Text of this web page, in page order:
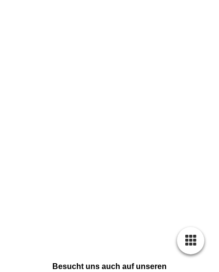
Besucht uns auch auf unseren